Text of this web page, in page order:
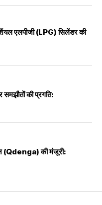
एलपीजी (LPG) सिलेंडर की
समझौतों की प्रगति:
(Qdenga) की मंजूरी: